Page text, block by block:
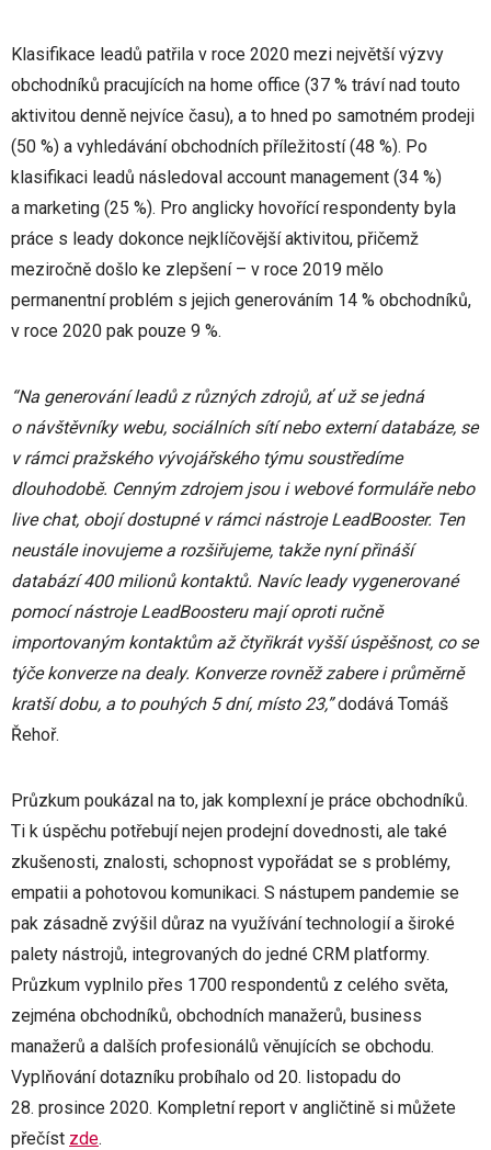
Klasifikace leadů patřila v roce 2020 mezi největší výzvy
obchodníků pracujících na home office (37 % tráví nad touto
aktivitou denně nejvíce času), a to hned po samotném prodeji
(50 %) a vyhledávání obchodních příležitostí (48 %). Po
klasifikaci leadů následoval account management (34 %)
a marketing (25 %). Pro anglicky hovořící respondenty byla
práce s leady dokonce nejklíčovější aktivitou, přičemž
meziročně došlo ke zlepšení – v roce 2019 mělo
permanentní problém s jejich generováním 14 % obchodníků,
v roce 2020 pak pouze 9 %.
“Na generování leadů z různých zdrojů, ať už se jedná
o návštěvníky webu, sociálních sítí nebo externí databáze, se
v rámci pražského vývojářského týmu soustředíme
dlouhodobě. Cenným zdrojem jsou i webové formuláře nebo
live chat, obojí dostupné v rámci nástroje LeadBooster. Ten
neustále inovujeme a rozšiřujeme, takže nyní přináší
databází 400 milionů kontaktů. Navíc leady vygenerované
pomocí nástroje LeadBoosteru mají oproti ručně
importovaným kontaktům až čtyřikrát vyšší úspěšnost, co se
týče konverze na dealy. Konverze rovněž zabere i průměrně
kratší dobu, a to pouhých 5 dní, místo 23,”dodává Tomáš
Řehoř.
Průzkum poukázal na to, jak komplexní je práce obchodníků.
Ti k úspěchu potřebují nejen prodejní dovednosti, ale také
zkušenosti, znalosti, schopnost vypořádat se s problémy,
empatii a pohotovou komunikaci. S nástupem pandemie se
pak zásadně zvýšil důraz na využívání technologií a široké
palety nástrojů, integrovaných do jedné CRM platformy.
Průzkum vyplnilo přes 1700 respondentů z celého světa,
zejména obchodníků, obchodních manažerů, business
manažerů a dalších profesionálů věnujících se obchodu.
Vyplňování dotazníku probíhalo od 20. listopadu do
28. prosince 2020. Kompletní report v angličtině si můžete
přečíst zde.